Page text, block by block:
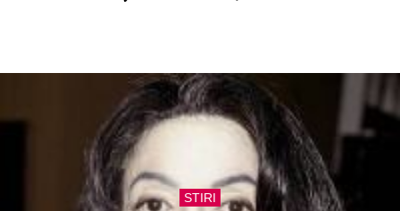
STIRI